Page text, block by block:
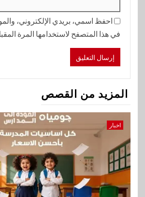
احفظ اسمي، بريدي الإلكتروني،
في هذا المتصفح لاستخدامها المرة
المزيد من القصص
اخبار